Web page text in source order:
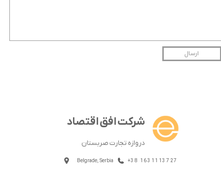
ارسال
شرکت افق اقتصاد
دروازه تجارت صربستان
Belgrade, Serbia +38 1631113727